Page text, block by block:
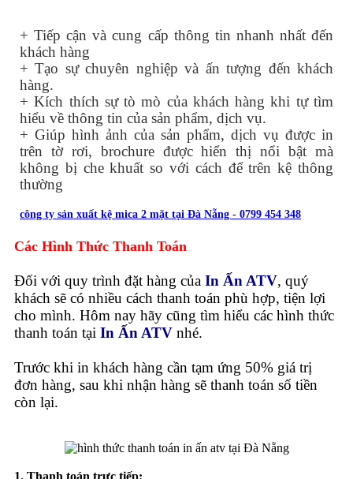
+ Tiếp cận và cung cấp thông tin nhanh nhất đến
khách hàng
+ Tạo sự chuyên nghiệp và ấn tượng đến khách
hàng.
+ Kích thích sự tò mò của khách hàng khi tự tìm
hiểu về thông tin của sản phẩm, dịch vụ.
+ Giúp hình ảnh của sản phẩm, dịch vụ được in
trên tờ rơi, brochure được hiển thị nổi bật mà
không bị che khuất so với cách để trên kệ thông
thường
công ty sản xuất kệ mica 2 mặt tại Đà Nẵng - 0799 454 348
Các Hình Thức Thanh Toán
Đối với quy trình đặt hàng của In Ấn ATV, quý
khách sẽ có nhiều cách thanh toán phù hợp, tiện lợi
cho mình. Hôm nay hãy cũng tìm hiểu các hình thức
thanh toán tại In Ấn ATV nhé.
Trước khi in khách hàng cần tạm ứng 50% giá trị
đơn hàng, sau khi nhận hàng sẽ thanh toán số tiền
còn lại.
1. Thanh toán trực tiếp: